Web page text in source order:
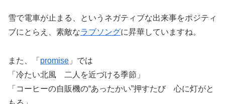
雪で電車が止まる、というネガティブな出来事をポジティ
ブにとらえ、素敵なラブソングに昇華していますね。
また、「 promise 」では
「冷たい北風 二人を近づける季節」
「コーヒーの自販機の“あったかい”押すたび 心に灯がと